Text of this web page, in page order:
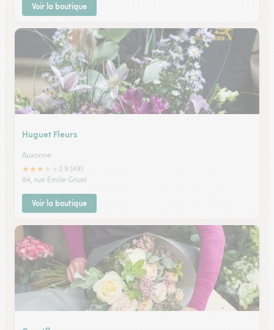
Voir la boutique
Huguet Fleurs
Auxonne
★★★
2.9 (49)
84, rue Emile Gruet
Voir la boutique